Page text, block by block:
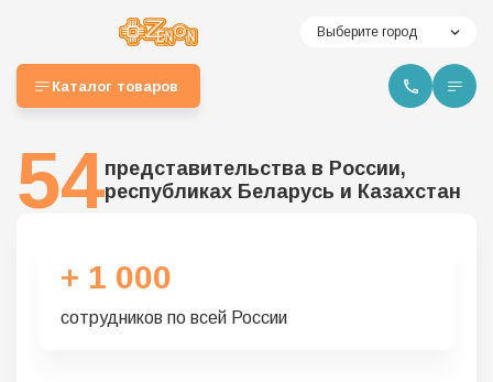
Выберите город
Каталог товаров
54представительства в России,
республиках Беларусь и Казахстан
+ 1 000
сотрудников по всей России